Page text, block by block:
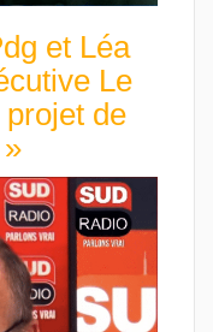
et Léa
Le
de